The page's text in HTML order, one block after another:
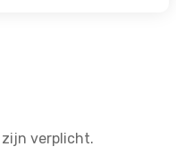
verplicht.